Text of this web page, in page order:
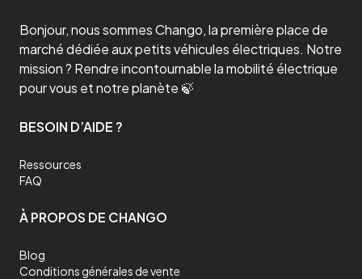
Bonjour, nous sommes Chango, la première place de
marché dédiée aux petits véhicules électriques. Notre
mission ? Rendre incontournable la mobilité électrique
pour vous et notre planète 🍃
BESOIN D’AIDE ?
Ressources
FAQ
À PROPOS DE CHANGO
Blog
Conditions générales de vente